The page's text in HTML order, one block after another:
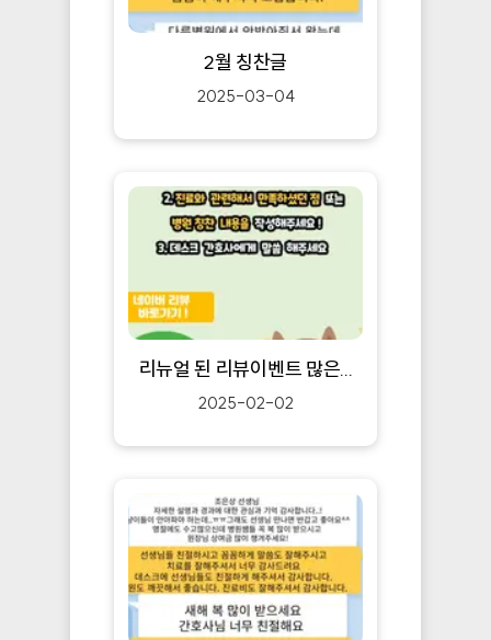
2월 칭찬글
2025-03-04
리뉴얼 된 리뷰이벤트 많은...
2025-02-02